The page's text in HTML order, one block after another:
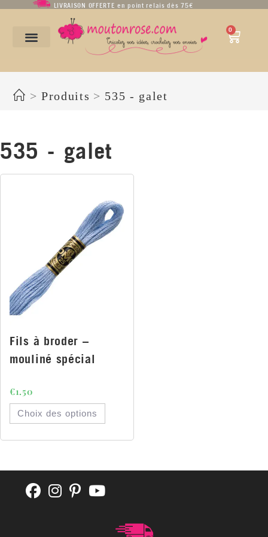
LIVRAISON OFFERTE en point relais dès 75€
0
> Produits > 535 - galet
535 - galet
Fils à broder –
mouliné spécial
€1.50
Choix des options